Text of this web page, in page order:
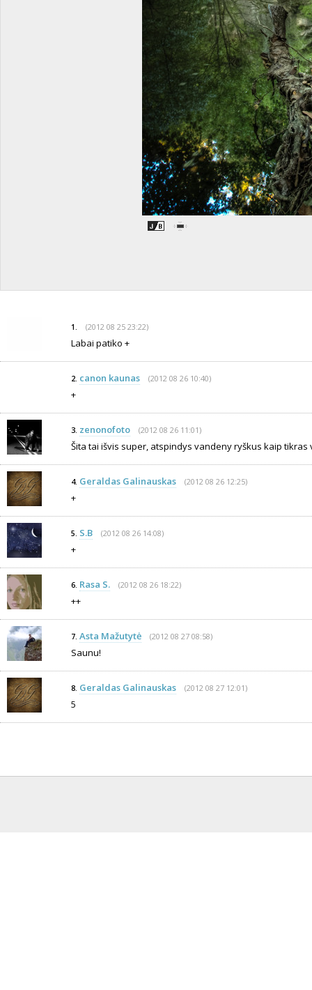
1. (2012 08 25 23:22)
Labai patiko +
2. canon kaunas (2012 08 26 10:40)
+
3. zenonofoto (2012 08 26 11:01)
Šita tai išvis super, atspindys vandeny ryškus kaip tikras
4. Geraldas Galinauskas (2012 08 26 12:25)
+
5. S.B (2012 08 26 14:08)
+
6. Rasa S. (2012 08 26 18:22)
++
7. Asta Mažutytė (2012 08 27 08:58)
Saunu!
8. Geraldas Galinauskas (2012 08 27 12:01)
5